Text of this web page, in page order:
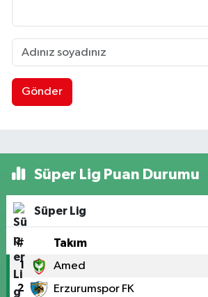
Gönder
Süper Lig Puan Durumu
Süper Lig
# Takım
1 Amed
2 Erzurumspor FK